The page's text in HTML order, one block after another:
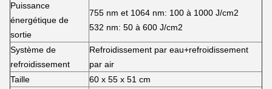
Puissance
énergétique de
sortie
755 nm et 1064 nm: 100 à 1000 J/cm2
532 nm: 50 à 600 J/cm2
Système de
refroidissement
Refroidissement par eau+refroidissement
par air
Taille
60 x 55 x 51 cm